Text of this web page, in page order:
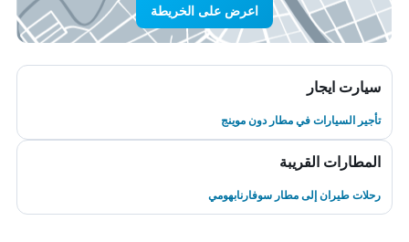
اعرض على الخريطة
سيارت ايجار
تأجير السيارات في مطار دون موينج
المطارات القريبة
رحلات طيران إلى مطار سوفارنابهومي